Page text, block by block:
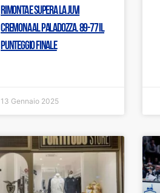
rimonta e supera la JuVi
Cremona al PalaDozza. 89-77 il
punteggio finale
13 Gennaio 2025